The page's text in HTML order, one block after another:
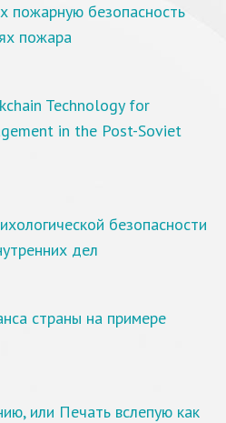
пожарную безопасность
пожара
Technology for
in the Post-Soviet
безопасности
дел
страны на примере
или Печать вслепую как